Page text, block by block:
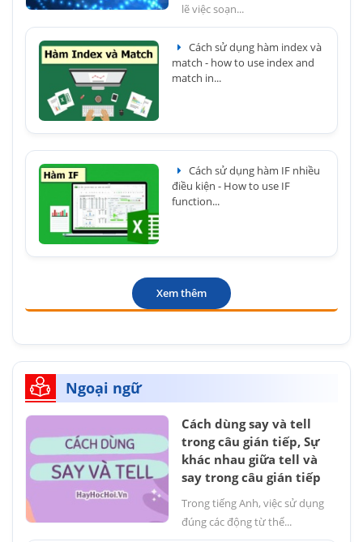
lẽ việc soạn...
Cách sử dụng hàm index và
match - how to use index and
match in...
Cách sử dụng hàm IF nhiều
điều kiện - How to use IF
function...
Xem thêm
Ngoại ngữ
Cách dùng say và tell
trong câu gián tiếp, Sự
khác nhau giữa tell và
say trong câu gián tiếp
Trong tiếng Anh, việc sử dụng
đúng các động từ thể...